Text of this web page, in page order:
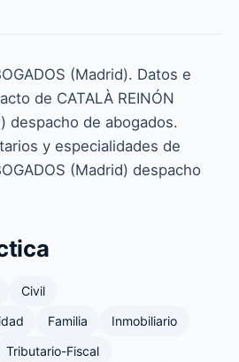
(Madrid). Datos e
de CATALÀ REINÓN
despacho de abogados.
y especialidades de
(Madrid) despacho
Civil
Familia
Inmobiliario
Tributario-Fiscal